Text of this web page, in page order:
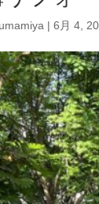
|6月 4,